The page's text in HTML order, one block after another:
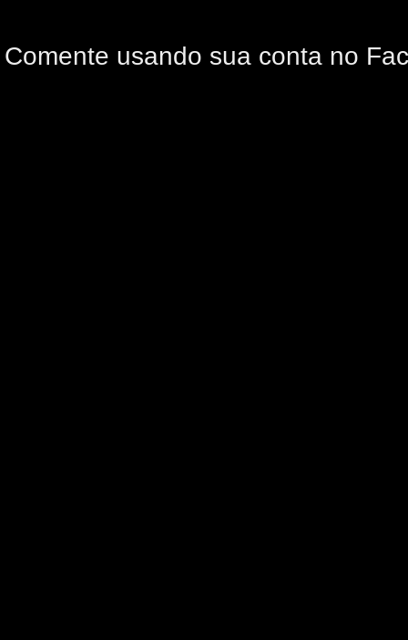
Comente usando sua conta no